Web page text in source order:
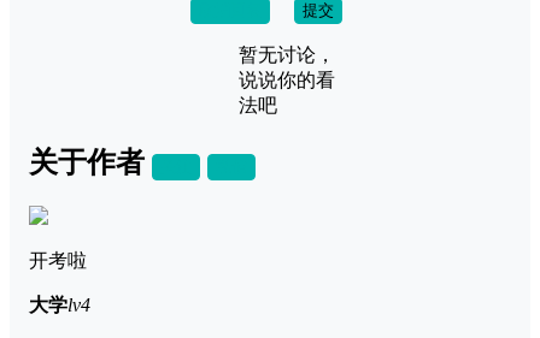
提交
暂无讨论，
说说你的看
法吧
关于作者
开考啦
大学lv4